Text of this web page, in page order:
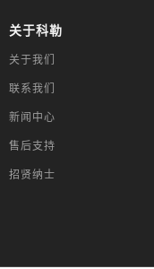
关于科勒
关于我们
联系我们
新闻中心
售后支持
招贤纳士